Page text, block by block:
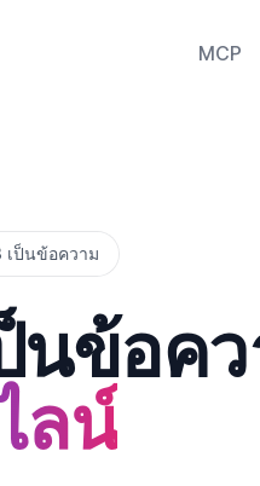
MCP
เป็นข้อความ
นข้อค
ลน์